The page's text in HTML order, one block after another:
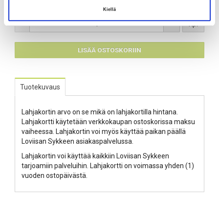
Kiellä
+ Toimituskulut alkaen 0,00 €
- + Kpl
LISÄÄ OSTOSKORIIN
Tuotekuvaus
Lahjakortin arvo on se mikä on lahjakortilla hintana.
Lahjakortti käytetään verkkokaupan ostoskorissa maksu
vaiheessa. Lahjakortin voi myös käyttää paikan päällä
Loviisan Sykkeen asiakaspalvelussa.
Lahjakortin voi käyttää kaikkiin Loviisan Sykkeen
tarjoamiin palveluihin. Lahjakortti on voimassa yhden (1)
vuoden ostopäivästä.